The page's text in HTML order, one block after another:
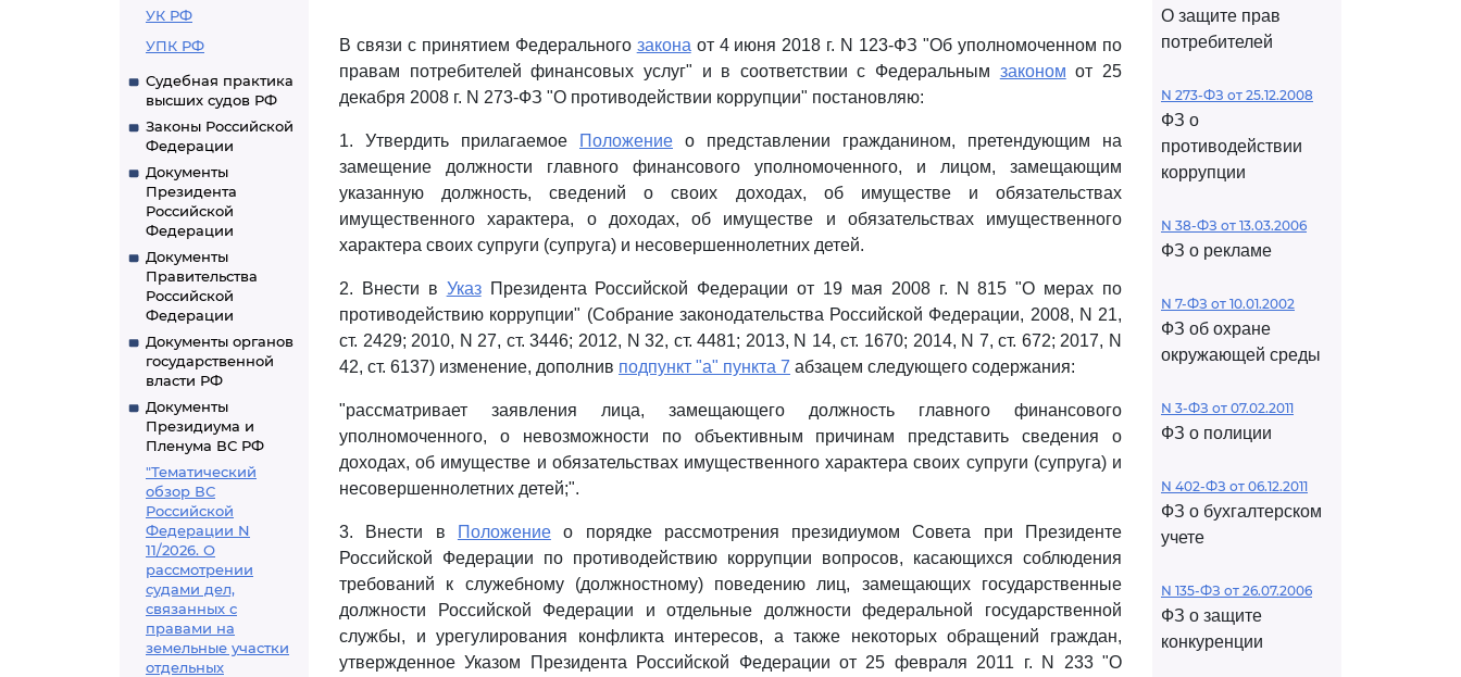
УК РФ
УПК РФ
Судебная практика
высших судов РФ
Законы Российской
Федерации
Документы
Президента
Российской
Федерации
Документы
Правительства
Российской
Федерации
Документы органов
государственной
власти РФ
Документы
Президиума и
Пленума ВС РФ
"Тематический
обзор ВС
Российской
Федерации N
11/2026. О
рассмотрении
судами дел,
связанных с
правами на
земельные участки
отдельных
В связи с принятием Федерального закона от 4 июня 2018 г. N 123-ФЗ "Об уполномоченном по
правам потребителей финансовых услуг" и в соответствии с Федеральным законом от 25
декабря 2008 г. N 273-ФЗ "О противодействии коррупции" постановляю:
1. Утвердить прилагаемое Положение о представлении гражданином, претендующим на
замещение должности главного финансового уполномоченного, и лицом, замещающим
указанную должность, сведений о своих доходах, об имуществе и обязательствах
имущественного характера, о доходах, об имуществе и обязательствах имущественного
характера своих супруги (супруга) и несовершеннолетних детей.
2. Внести в УказПрезидента Российской Федерации от 19 мая 2008 г. N 815 "О мерах по
противодействию коррупции" (Собрание законодательства Российской Федерации, 2008, N 21,
ст. 2429; 2010, N 27, ст. 3446; 2012, N 32, ст. 4481; 2013, N 14, ст. 1670; 2014, N 7, ст. 672; 2017, N
42, ст. 6137) изменение, дополнив подпункт "а" пункта 7 абзацем следующего содержания:
"рассматривает заявления лица, замещающего должность главного финансового
уполномоченного, о невозможности по объективным причинам представить сведения о
доходах, об имуществе и обязательствах имущественного характера своих супруги (супруга) и
несовершеннолетних детей;".
3. Внести в Положениео порядке рассмотрения президиумом Совета при Президенте
Российской Федерации по противодействию коррупции вопросов, касающихся соблюдения
требований к служебному (должностному) поведению лиц, замещающих государственные
должности Российской Федерации и отдельные должности федеральной государственной
службы, и урегулирования конфликта интересов, а также некоторых обращений граждан,
утвержденное Указом Президента Российской Федерации от 25 февраля 2011 г. N 233 "О
О защите прав
потребителей
N 273-ФЗ от 25.12.2008
ФЗ о
противодействии
коррупции
N 38-ФЗ от 13.03.2006
ФЗ о рекламе
N 7-ФЗ от 10.01.2002
ФЗ об охране
окружающей среды
N 3-ФЗ от 07.02.2011
ФЗ о полиции
N 402-ФЗ от 06.12.2011
ФЗ о бухгалтерском
учете
N 135-ФЗ от 26.07.2006
ФЗ о защите
конкуренции